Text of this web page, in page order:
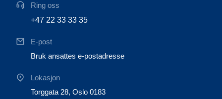
Ring oss
+47 22 33 33 35
E-post
Bruk ansattes e-postadresse
Lokasjon
Torggata 28, Oslo 0183